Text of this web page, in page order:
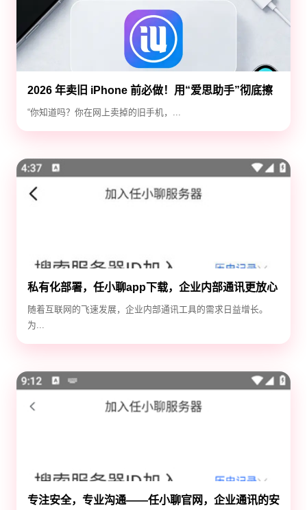
2026 年卖旧 iPhone 前必做！用“爱思助手”彻底擦
除隐私，防止数据泄露
“你知道吗？你在网上卖掉的旧手机，...
私有化部署，任小聊app下载，企业内部通讯更放心
随着互联网的飞速发展，企业内部通讯工具的需求日益增长。
为...
专注安全，专业沟通——任小聊官网，企业通讯的安